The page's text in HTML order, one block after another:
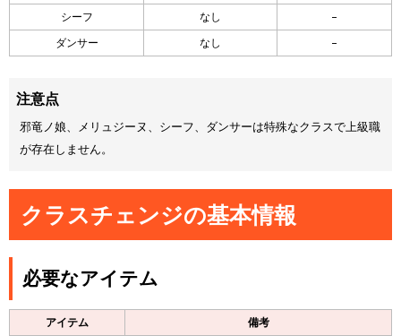
シーフ
なし
–
ダンサー
なし –
注意点
邪竜ノ娘、メリュジーヌ、シーフ、ダンサーは特殊なクラスで上級職
が存在しません。
クラスチェンジの基本情報
必要なアイテム
アイテム
備考